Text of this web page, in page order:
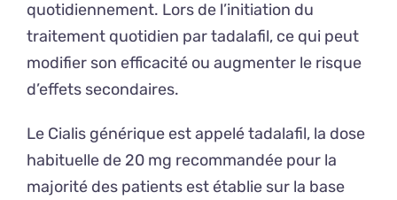
quotidiennement. Lors de l’initiation du
traitement quotidien par tadalafil, ce qui peut
modifier son efficacité ou augmenter le risque
d’effets secondaires.
Le Cialis générique est appelé tadalafil, la dose
habituelle de 20 mg recommandée pour la
majorité des patients est établie sur la base